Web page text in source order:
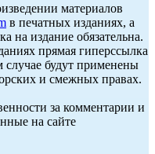
материалов
в печатных изданиях, а
на издание обязательна.
прямая гиперссылка
случае будут применены
и смежных правах.
за комментарии и
на сайте